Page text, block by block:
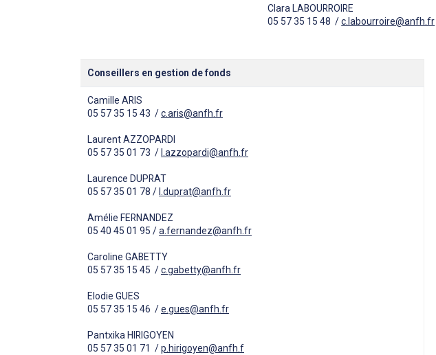
Clara LABOURROIRE
05 57 35 15 48 /c.labourroire@anfh.fr
Conseillers en gestion de fonds
CamiIle ARIS
05 57 35 15 43 /c.aris@anfh.fr
Laurent AZZOPARDI
05 57 35 01 73 / l.azzopardi@anfh.fr
Laurence DUPRAT
05 57 35 01 78 / l.duprat@anfh.fr
Amélie FERNANDEZ
05 40 45 01 95 /a.fernandez@anfh.fr
Caroline GABETTY
05 57 35 15 45 /c.gabetty@anfh.fr
Elodie GUES
05 57 35 15 46 /e.gues@anfh.fr
Pantxika HIRIGOYEN
05 57 35 01 71 /p.hirigoyen@anfh.f